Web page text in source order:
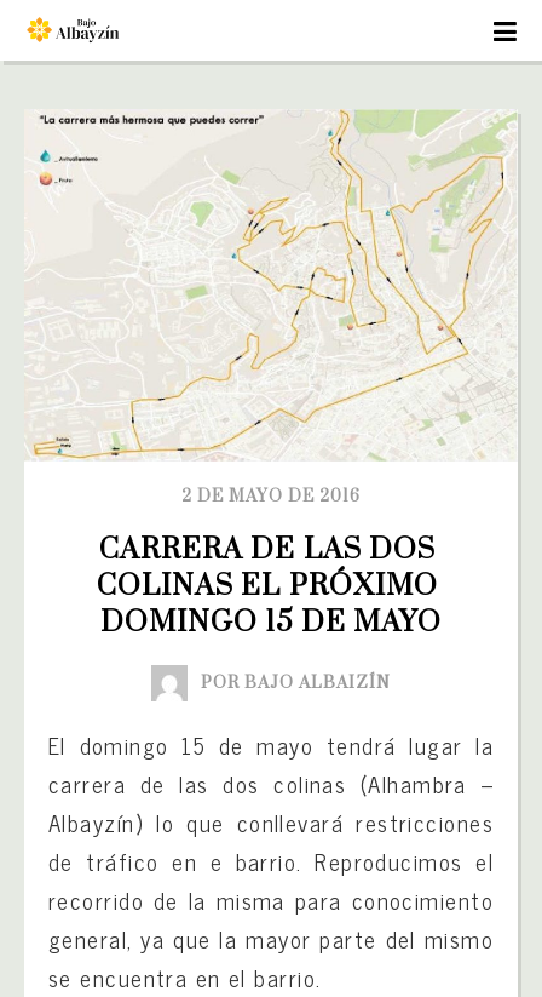
2 DE MAYO DE 2016
CARRERA DE LAS DOS
COLINAS EL PRÓXIMO
DOMINGO 15 DE MAYO
POR BAJO ALBAIZÍN
El domingo 15 de mayo tendrá lugar la
carrera de las dos colinas (Alhambra –
Albayzín) lo que conllevará restricciones
de tráfico en e barrio. Reproducimos el
recorrido de la misma para conocimiento
general, ya que la mayor parte del mismo
se encuentra en el barrio.